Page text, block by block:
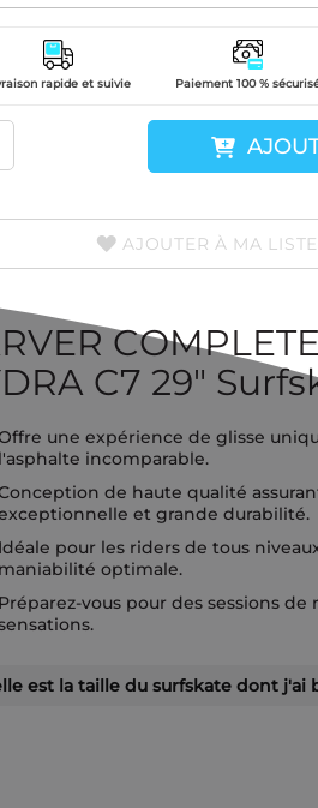
rapide et suivie Paiement 100 %
AJOUTER À MA
C7 29"
une expérience de glisse
l'asphalte incomparable.
de haute qualité
et grande durabilité.
Idéale pour les riders de tous
maniabilité optimale.
Préparez-vous pour des sessions
est la taille du surfskate dont j'ai